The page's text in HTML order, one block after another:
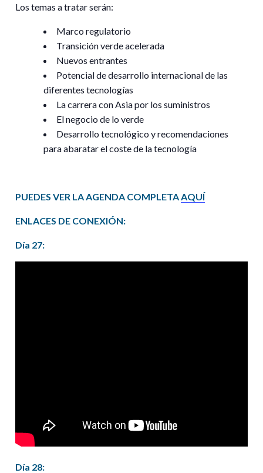
Los temas a tratar serán:
Marco regulatorio
Transición verde acelerada
Nuevos entrantes
Potencial de desarrollo internacional de las
diferentes tecnologías
La carrera con Asia por los suministros
El negocio de lo verde
Desarrollo tecnológico y recomendaciones
para abaratar el coste de la tecnología
PUEDES VER LA AGENDA COMPLETAAQUÍ
ENLACES DE CONEXIÓN:
Día 27:
Día 28: